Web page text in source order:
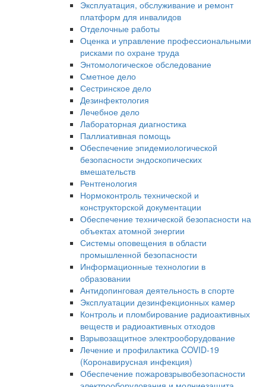
Эксплуатация, обслуживание и ремонт
платформ для инвалидов
Отделочные работы
Оценка и управление профессиональными
рисками по охране труда
Энтомологическое обследование
Сметное дело
Сестринское дело
Дезинфектология
Лечебное дело
Лабораторная диагностика
Паллиативная помощь
Обеспечение эпидемиологической
безопасности эндоскопических
вмешательств
Рентгенология
Нормоконтроль технической и
конструкторской документации
Обеспечение технической безопасности на
объектах атомной энергии
Системы оповещения в области
промышленной безопасности
Информационные технологии в
образовании
Антидопинговая деятельность в спорте
Эксплуатации дезинфекционных камер
Контроль и пломбирование радиоактивных
веществ и радиоактивных отходов
Взрывозащитное электрооборудование
Лечение и профилактика COVID-19
(Коронавирусная инфекция)
Обеспечение пожаровзрывобезопасности